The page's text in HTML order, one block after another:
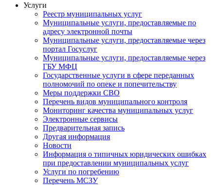
Услуги
Реестр муниципальных услуг
Муниципальные услуги, предоставляемые по
адресу электронной почты
Муниципальные услуги, предоставляемые через
портал Госуслуг
Муниципальные услуги, предоставляемые через
ГБУ МФЦ
Государственные услуги в сфере переданных
полномочий по опеке и попечительству
Меры поддержки СВО
Перечень видов муниципального контроля
Мониторинг качества муниципальных услуг
Электронные сервисы
Предварительная запись
Другая информация
Новости
Информация о типичных юридических ошибках
при предоставлении муниципальных услуг
Услуги по погребению
Перечень МСЗУ